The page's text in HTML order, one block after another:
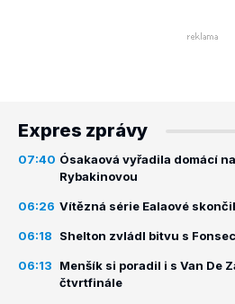
Expres zprávy
07:40 Ósakaová vyřadila domácí
Rybakinovou
06:26 Vítězná série Ealaové
06:18 Shelton zvládl bitvu s
06:13
Menšík si poradil i s Van De
čtvrtfinále